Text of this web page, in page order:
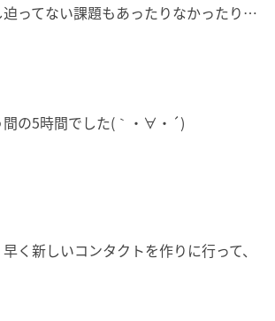
ってない課題もあったりなかったり…
の5時間でした(｀・∀・´)
く新しいコンタクトを作りに行って、